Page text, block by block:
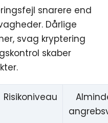
snarere end
Dårlige
svag kryptering
skaber
Risikoniveau